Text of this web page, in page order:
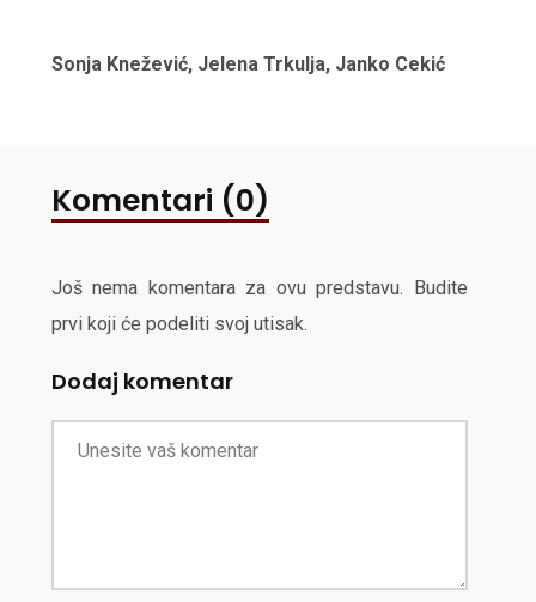
Sonja Knežević, Jelena Trkulja, Janko Cekić
Komentari (0)
Još nema komentara za ovu predstavu. Budite
prvi koji će podeliti svoj utisak.
Dodaj komentar